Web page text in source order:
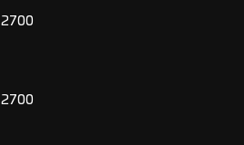
2700
2700